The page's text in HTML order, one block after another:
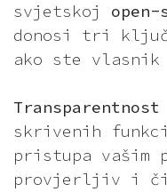
svjetskoj
donosi tri
ako ste
skrivenih
pristupa vašim
provjerljiv i